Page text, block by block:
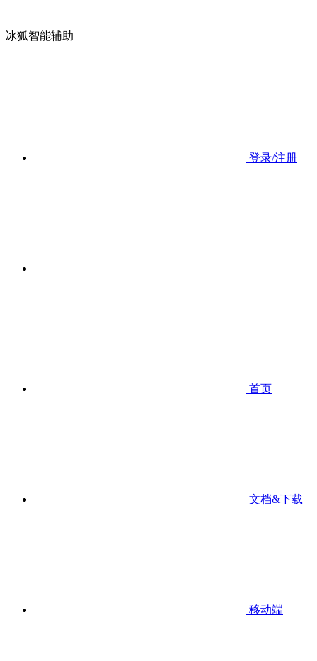
冰狐智能辅助
登录/注册
首页
文档&下载
移动端